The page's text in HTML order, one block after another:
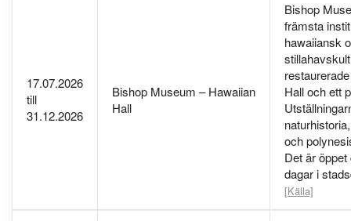
17.07.2026
till
31.12.2026
Bishop Museum – Hawaiian
Hall
Bishop
främsta
hawaiiansk
Hall och ett
och
Det är
dagar i
[Källa]